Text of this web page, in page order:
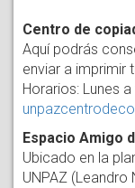
Centro de
Aquí podrás
enviar a imprimir
Horarios: Lunes
Espacio Amigo
Ubicado en la
UNPAZ